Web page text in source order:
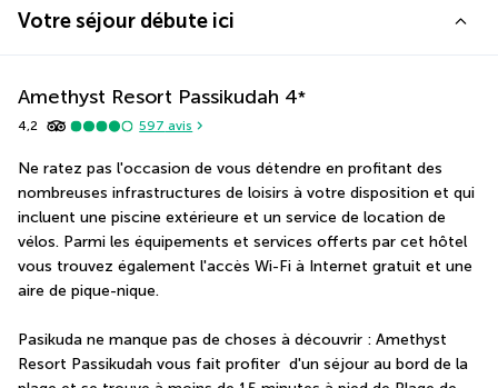
Votre séjour débute ici
Amethyst Resort Passikudah 4*
4,2 597 avis
Ne ratez pas l'occasion de vous détendre en profitant des
nombreuses infrastructures de loisirs à votre disposition et qui
incluent une piscine extérieure et un service de location de
vélos. Parmi les équipements et services offerts par cet hôtel
vous trouvez également l'accès Wi-Fi à Internet gratuit et une
aire de pique-nique.
Pasikuda ne manque pas de choses à découvrir : Amethyst
Resort Passikudah vous fait profiter  d'un séjour au bord de la